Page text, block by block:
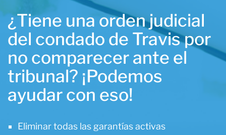
¿Tiene una orden judicial
del condado de Travis por
no comparecer ante el
tribunal? ¡Podemos
ayudar con eso!
Eliminar todas las garantías activas